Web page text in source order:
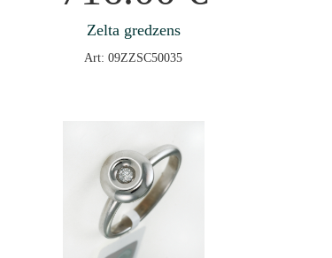
Zelta gredzens
Art: 09ZZSC50035